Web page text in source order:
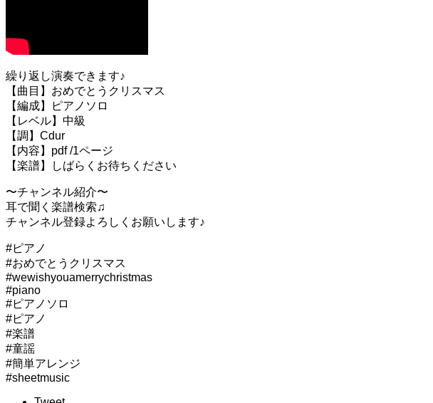
繰り返し演奏できます♪
【曲目】おめでとうクリスマス
【編成】ピアノソロ
【レベル】中級
【調】Cdur
【内容】pdf /1ページ
【楽譜】しばらくお待ちください
〜チャンネル紹介〜
耳で聞く楽譜検索♫
チャンネル登録よろしくお願いします♪
#ピアノ
#おめでとうクリスマス
#wewishyouamerrychristmas
#piano
#ピアノソロ
#ピアノ
#楽譜
#童謡
#簡単アレンジ
#sheetmusic